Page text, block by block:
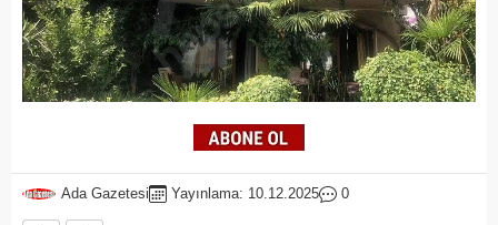
Ada Gazetesi Yayınlama: 10.12.2025 0